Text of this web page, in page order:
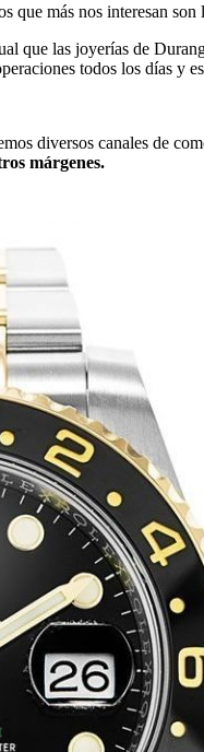
que más nos interesan
que las joyerías de
todos los días y
diversos canales de
márgenes.